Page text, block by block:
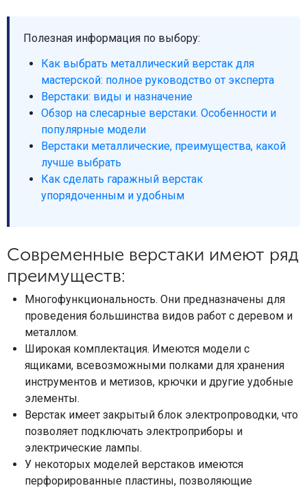
Полезная информация по выбору:
Как выбрать металлический верстак для
мастерской: полное руководство от эксперта
Верстаки: виды и назначение
Обзор на слесарные верстаки. Особенности и
популярные модели
Верстаки металлические, преимущества, какой
лучше выбрать
Как сделать гаражный верстак
упорядоченным и удобным
Современные верстаки имеют ряд
преимуществ:
Многофункциональность. Они предназначены для
проведения большинства видов работ с деревом и
металлом.
Широкая комплектация. Имеются модели с
ящиками, всевозможными полками для хранения
инструментов и метизов, крючки и другие удобные
элементы.
Верстак имеет закрытый блок электропроводки, что
позволяет подключать электроприборы и
электрические лампы.
У некоторых моделей верстаков имеются
перфорированные пластины, позволяющие